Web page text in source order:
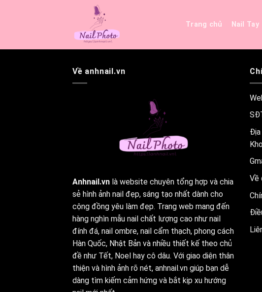
Trang chủ Nail Tay
Về anhnail.vn
Anhnail.vn là website chuyên tổng hợp và chia
sẻ hình ảnh nail đẹp, sáng tạo nhất dành cho
cộng đồng yêu làm đẹp. Trang web mang đến
hàng nghìn mẫu nail chất lượng cao như nail
đính đá, nail ombre, nail cẩm thạch, phong cách
Hàn Quốc, Nhật Bản và nhiều thiết kế theo chủ
đề như Tết, Noel hay cô dâu. Với giao diện thân
thiện và hình ảnh rõ nét, anhnail.vn giúp bạn dễ
dàng tìm kiếm cảm hứng và bắt kịp xu hướng
Địa
Về